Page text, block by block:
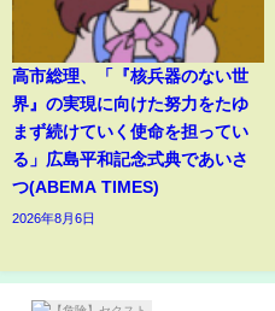
高市総理、「『核兵器のない世
界』の実現に向けた努力をたゆ
まず続けていく使命を担ってい
る」広島平和記念式典であいさ
つ(ABEMA TIMES)
2026年8月6日